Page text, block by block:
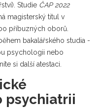
Studie ČAP 2022
magisterský titul v
příbuzných oborů.
bakalářského studia -
psychologii nebo
si další atestaci.
psychiatrii